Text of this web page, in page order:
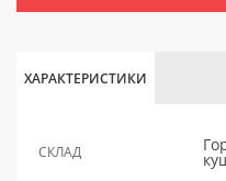
ХАРАКТЕРИСТИКИ
СКЛАД